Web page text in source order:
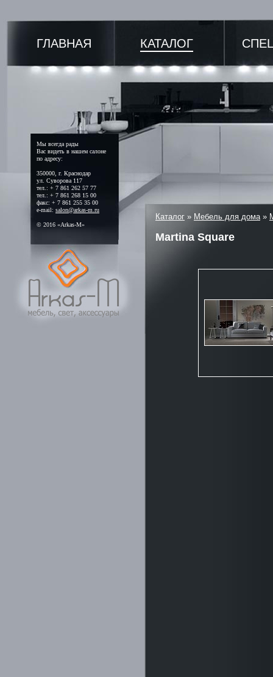
Мы всегда рады
Вас видеть в нашем салоне
по адресу:
350000, г. Краснодар
ул. Суворова 117
тел.: + 7 861 262 57 77
тел.: + 7 861 268 15 00
факс: + 7 861 255 35 00
e-mail: salon@arkas-m.ru
© 2016 «Arkas-M»
ГЛАВНАЯ КАТАЛОГ
Каталог » Мебель для дома»
Martina Square